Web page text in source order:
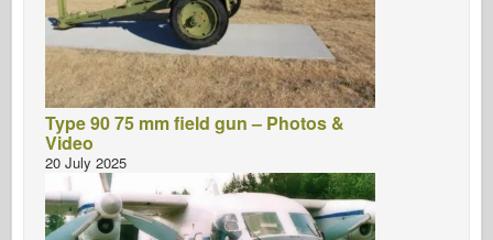
Type 90 75 mm field gun – Photos &
Video
20 July 2025